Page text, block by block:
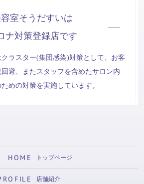
室そうだすいは
ナ対策登録店です
ラスター(集団感染)対策として、お客
避、またスタッフを含めたサロン内
めの対策を実施しています。
HOME トップページ
店舗紹介